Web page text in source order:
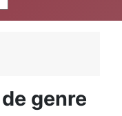
genre